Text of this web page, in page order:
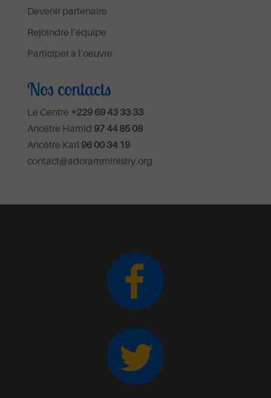
Devenir partenaire
Rejoindre l’équipe
Participer à l’oeuvre
Nos contacts
Le Centre +229 69 43 33 33
Ancêtre Hamid 97 44 85 08
Ancêtre Karl 96 00 34 19
contact@adoramministry.org